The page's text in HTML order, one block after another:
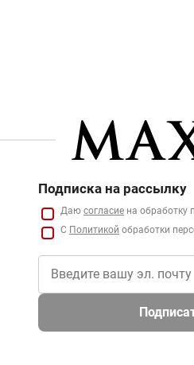
Подписка на рассылку
Даю согласие на обработку
С Политикой обработки